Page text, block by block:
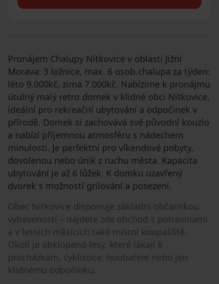
Pronájem Chalupy Nítkovice v oblasti Jižní
Morava: 3 ložnice, max. 6 osob.chalupa za týden:
léto 9.000kč, zima 7.000kč. Nabízíme k pronájmu
útulný malý retro domek v klidné obci Nitkovice,
ideální pro rekreační ubytování a odpočinek v
přírodě. Domek si zachovává své původní kouzlo
a nabízí příjemnou atmosféru s nádechem
minulosti. Je perfektní pro víkendové pobyty,
dovolenou nebo únik z ruchu města. Kapacita
ubytování je až 6 lůžek. K domku uzavřený
dvorek s možností grilování a posezení.
Obec Nitkovice disponuje základní občanskou
vybaveností – najdete zde obchod s potravinami
a v letních měsících také místní koupaliště.
Okolí je obklopeno lesy, které lákají k
procházkám, cyklistice, houbaření nebo jen
klidnému odpočinku.